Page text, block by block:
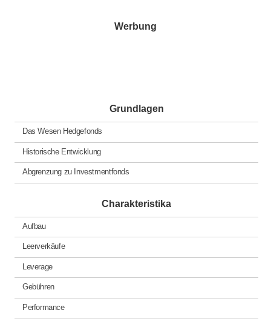
Werbung
Grundlagen
Das Wesen Hedgefonds
Historische Entwicklung
Abgrenzung zu Investmentfonds
Charakteristika
Aufbau
Leerverkäufe
Leverage
Gebühren
Performance